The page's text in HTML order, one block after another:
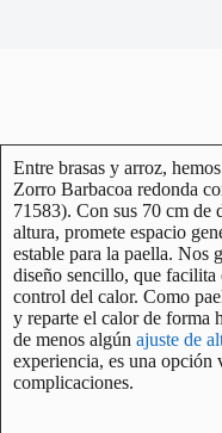
Entre brasas y arroz,
Zorro Barbacoa redonda
71583). Con sus 70 cm de
altura, promete espacio
estable para la paella. Nos
diseño sencillo, que
control del calor. Como
y reparte el calor de forma
de menos algún ajuste de
experiencia, es una opción
complicaciones.